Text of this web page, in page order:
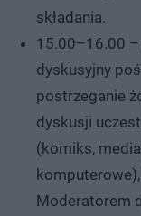
składania.
15.00–16.00
dyskusyjny
postrzeganie
dyskusji
(komiks,
Moderatorem